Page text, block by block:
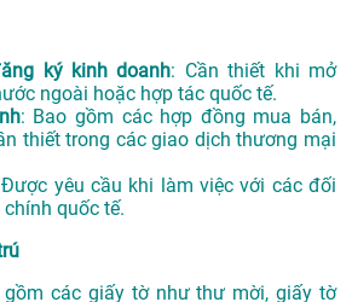
ký kinh doanh: Cần thiết khi mở
ngoài hoặc hợp tác quốc tế.
: Bao gồm các hợp đồng mua bán,
thiết trong các giao dịch thương mại
yêu cầu khi làm việc với các đối
quốc tế.
gồm các giấy tờ như thư mời, giấy tờ